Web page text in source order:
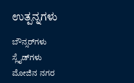
ಉತ್ಪನ್ನಗಳು
ಬೌನ್ಸರ್‌ಗಳು
ಸ್ಲೈಡ್‌ಗಳು
ಮೋಜಿನ ನಗರ